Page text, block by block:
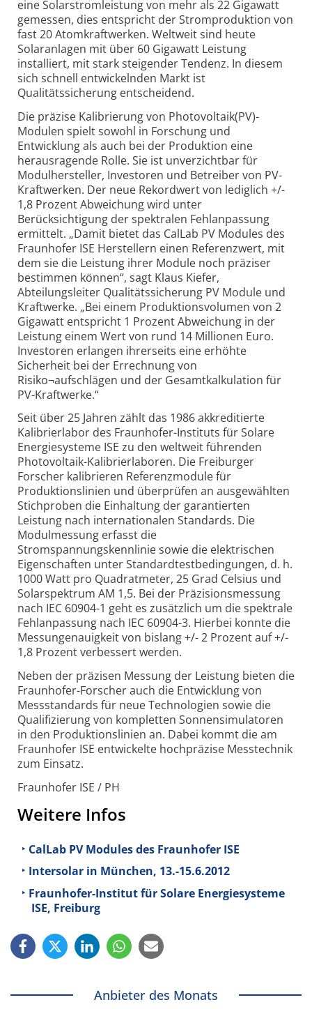
eine Solarstromleistung von mehr als 22 Gigawatt
gemessen, dies entspricht der Stromproduktion von
fast 20 Atomkraftwerken. Weltweit sind heute
Solaranlagen mit über 60 Gigawatt Leistung
installiert, mit stark steigender Tendenz. In diesem
sich schnell entwickelnden Markt ist
Qualitätssicherung entscheidend.
Die präzise Kalibrierung von Photovoltaik(PV)-
Modulen spielt sowohl in Forschung und
Entwicklung als auch bei der Produktion eine
herausragende Rolle. Sie ist unverzichtbar für
Modulhersteller, Investoren und Betreiber von PV-
Kraftwerken. Der neue Rekordwert von lediglich +/-
1,8 Prozent Abweichung wird unter
Berücksichtigung der spektralen Fehlanpassung
ermittelt. „Damit bietet das CalLab PV Modules des
Fraunhofer ISE Herstellern einen Referenzwert, mit
dem sie die Leistung ihrer Module noch präziser
bestimmen können“, sagt Klaus Kiefer,
Abteilungsleiter Qualitätssicherung PV Module und
Kraftwerke. „Bei einem Produktionsvolumen von 2
Gigawatt entspricht 1 Prozent Abweichung in der
Leistung einem Wert von rund 14 Millionen Euro.
Investoren erlangen ihrerseits eine erhöhte
Sicherheit bei der Errechnung von
Risiko¬aufschlägen und der Gesamtkalkulation für
PV-Kraftwerke.“
Seit über 25 Jahren zählt das 1986 akkreditierte
Kalibrierlabor des Fraunhofer-Instituts für Solare
Energiesysteme ISE zu den weltweit führenden
Photovoltaik-Kalibrierlaboren. Die Freiburger
Forscher kalibrieren Referenzmodule für
Produktionslinien und überprüfen an ausgewählten
Stichproben die Einhaltung der garantierten
Leistung nach internationalen Standards. Die
Modulmessung erfasst die
Stromspannungskennlinie sowie die elektrischen
Eigenschaften unter Standardtestbedingungen, d. h.
1000 Watt pro Quadratmeter, 25 Grad Celsius und
Solarspektrum AM 1,5. Bei der Präzisionsmessung
nach IEC 60904-1 geht es zusätzlich um die spektrale
Fehlanpassung nach IEC 60904-3. Hierbei konnte die
Messungenauigkeit von bislang +/- 2 Prozent auf +/-
1,8 Prozent verbessert werden.
Neben der präzisen Messung der Leistung bieten die
Fraunhofer-Forscher auch die Entwicklung von
Messstandards für neue Technologien sowie die
Qualifizierung von kompletten Sonnensimulatoren
in den Produktionslinien an. Dabei kommt die am
Fraunhofer ISE entwickelte hochpräzise Messtechnik
zum Einsatz.
Fraunhofer ISE / PH
Weitere Infos
CalLab PV Modules des Fraunhofer ISE
Intersolar in München, 13.-15.6.2012
Fraunhofer-Institut für Solare Energiesysteme
ISE, Freiburg
Anbieter des Monats